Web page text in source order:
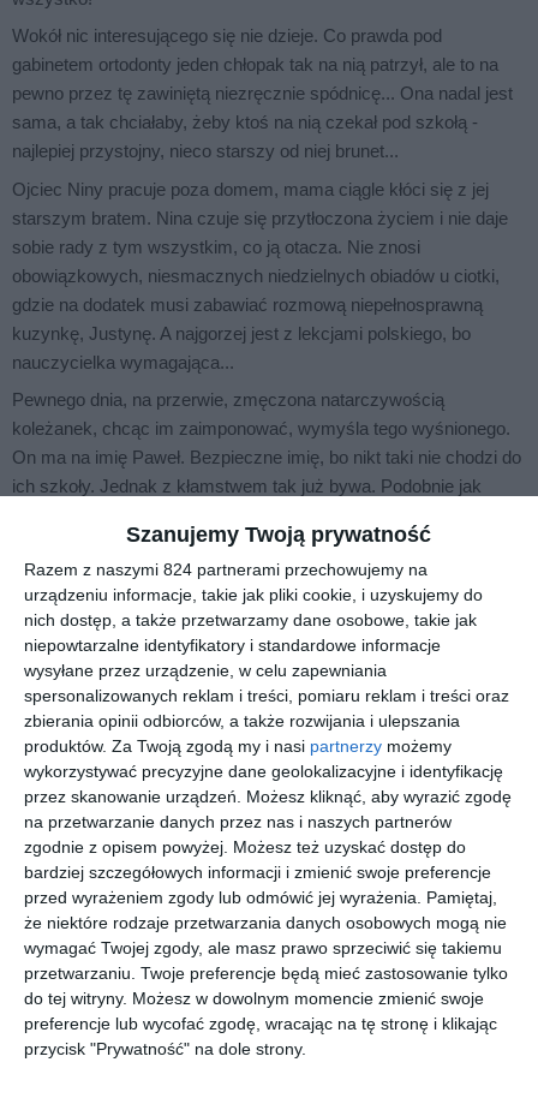
Szanujemy Twoją prywatność
Razem z naszymi 824 partnerami przechowujemy na
urządzeniu informacje, takie jak pliki cookie, i uzyskujemy do
nich dostęp, a także przetwarzamy dane osobowe, takie jak
niepowtarzalne identyfikatory i standardowe informacje
wysyłane przez urządzenie, w celu zapewniania
spersonalizowanych reklam i treści, pomiaru reklam i treści oraz
zbierania opinii odbiorców, a także rozwijania i ulepszania
produktów. Za Twoją zgodą my i nasi partnerzy możemy
wykorzystywać precyzyjne dane geolokalizacyjne i identyfikację
przez skanowanie urządzeń. Możesz kliknąć, aby wyrazić zgodę
na przetwarzanie danych przez nas i naszych partnerów
zgodnie z opisem powyżej. Możesz też uzyskać dostęp do
bardziej szczegółowych informacji i zmienić swoje preferencje
przed wyrażeniem zgody lub odmówić jej wyrażenia.
Pamiętaj,
że niektóre rodzaje przetwarzania danych osobowych mogą nie
wymagać Twojej zgody, ale masz prawo sprzeciwić się takiemu
przetwarzaniu. Twoje preferencje będą mieć zastosowanie tylko
do tej witryny. Możesz w dowolnym momencie zmienić swoje
preferencje lub wycofać zgodę, wracając na tę stronę i klikając
przycisk "Prywatność" na dole strony.
Wokół nic interesującego się nie dzieje. Co prawda pod
gabinetem ortodonty jeden chłopak tak na nią patrzył, ale to na
pewno przez tę zawiniętą niezręcznie spódnicę... Ona nadal jest
sama, a tak chciałaby, żeby ktoś na nią czekał pod szkołą -
najlepiej przystojny, nieco starszy od niej brunet...
Ojciec Niny pracuje poza domem, mama ciągle kłóci się z jej
starszym bratem. Nina czuje się przytłoczona życiem i nie daje
sobie rady z tym wszystkim, co ją otacza. Nie znosi
obowiązkowych, niesmacznych niedzielnych obiadów u ciotki,
gdzie na dodatek musi zabawiać rozmową niepełnosprawną
kuzynkę, Justynę. A najgorzej jest z lekcjami polskiego, bo
nauczycielka wymagająca...
Pewnego dnia, na przerwie, zmęczona natarczywością
koleżanek, chcąc im zaimponować, wymyśla tego wyśnionego.
On ma na imię Paweł. Bezpieczne imię, bo nikt taki nie chodzi do
ich szkoły. Jednak z kłamstwem tak już bywa. Podobnie jak
miasto i to kłamstwo spowoduje uruchomienie kolejnych
elementów domina. I ten dzień, jak w Domino Day, uruchomi
zmiany w życiu Niny. Czy jednak będą to zmiany na lepsze?
Dwie wiadomości, dwa wydarzenia, które można ze sobą
połączyć i - oto z kłamstwa tworzy się - no, nie niestety - nie
prawda. Raczej pozory prawdy, ale i tyle wystarczy, by
skorzystać z nadarzającej się okazji. I Nina staje w centrum
wydarzeń.
Czasem jest tak, że spraw nie da się zatrzymać po tym, gdy
zostały zainicjowane. Czy dzięki tym wydarzeniom Nina nie
może zmienić swojego postępowania i opinii o osobach, które ją
otaczają? Jak długo wytrzyma w stworzonej przez siebie
sytuacji, jak daleko posunie się w kłamstwach? A może jednak
zostanie zdemaskowana, bo cała intryga była szyta zbyt grubymi
nićmi?
Ninie Petrykowskiej w banalnie prosty sposób przychodzi mijanie
się z prawdą. Tu powie coś o chłopaku, tam nazmyśla w innej
sprawie, zerkając na koleżanki szepnie to i owo, gdy nagle